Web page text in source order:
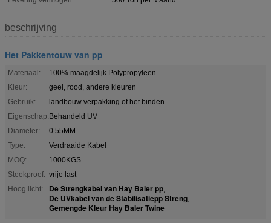
beschrijving
Het Pakkentouw van pp
Materiaal:
100% maagdelijk Polypropyleen
Kleur:
geel, rood, andere kleuren
Gebruik:
landbouw verpakking of het binden
Eigenschap:Behandeld UV
Diameter:
0.55MM
Type:
Verdraaide Kabel
MOQ:
1000KGS
Steekproef: vrije last
Hoog licht:
De Strengkabel van Hay Baler pp,
De UVkabel van de Stabilisatiepp Streng,
Gemengde Kleur Hay Baler Twine